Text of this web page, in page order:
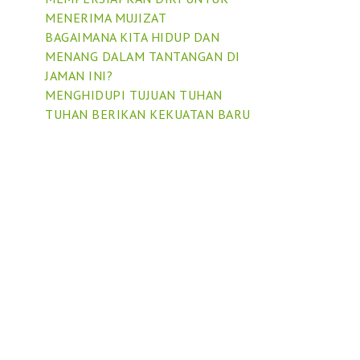
MENERIMA MUJIZAT
BAGAIMANA KITA HIDUP DAN
MENANG DALAM TANTANGAN DI
JAMAN INI?
MENGHIDUPI TUJUAN TUHAN
TUHAN BERIKAN KEKUATAN BARU